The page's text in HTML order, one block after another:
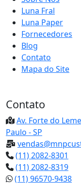
Luna Fral
Luna Paper
Fornecedores
Blog
Contato
Mapa do Site
Contato
Av. Forte do
Paulo - SP
(11) 2082-8301
(11) 2082-8319
(11) 96570-9438